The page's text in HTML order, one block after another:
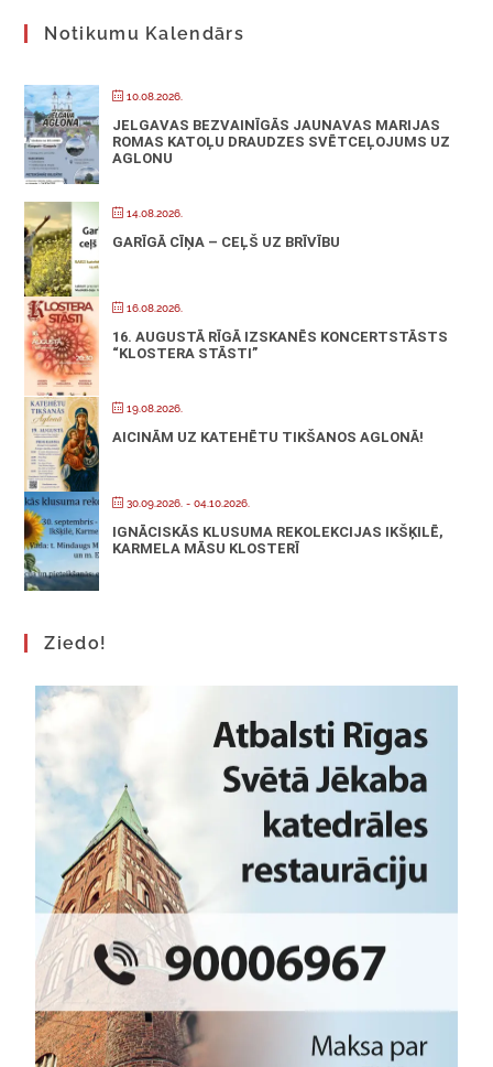
Notikumu Kalendārs
10.08.2026.
JELGAVAS BEZVAINĪGĀS JAUNAVAS MARIJAS
ROMAS KATOĻU DRAUDZES SVĒTCEĻOJUMS UZ
AGLONU
14.08.2026.
GARĪGĀ CĪŅA – CEĻŠ UZ BRĪVĪBU
16.08.2026.
16. AUGUSTĀ RĪGĀ IZSKANĒS KONCERTSTĀSTS
“KLOSTERA STĀSTI”
19.08.2026.
AICINĀM UZ KATEHĒTU TIKŠANOS AGLONĀ!
30.09.2026. - 04.10.2026.
IGNĀCISKĀS KLUSUMA REKOLEKCIJAS IKŠĶILĒ,
KARMELA MĀSU KLOSTERĪ
Ziedo!